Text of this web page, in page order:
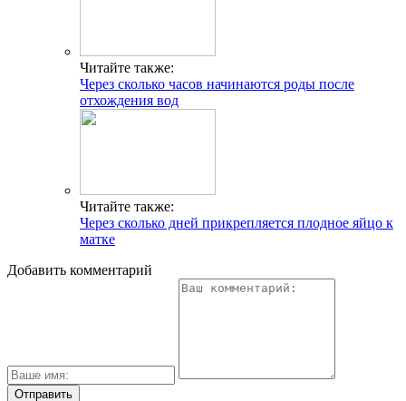
Читайте также:
Через сколько часов начинаются роды после
отхождения вод
Читайте также:
Через сколько дней прикрепляется плодное яйцо к
матке
Добавить комментарий